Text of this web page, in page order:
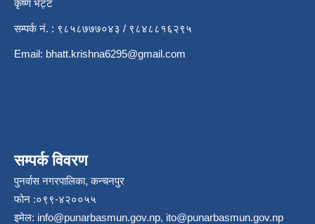
कृष्ण भट्ट
सम्पर्क नं. : ९८५८७७७०४३ / ९८४८८१६२९५
Email: bhatt.krishna6295@gmail.com
सम्पर्क विवरण
पुनर्वास नगरपालिका, कन्चनपुर
फोन :०९९-४२००५५
इमेल: info@punarbasmun.gov.np, ito@punarbasmun.gov.np